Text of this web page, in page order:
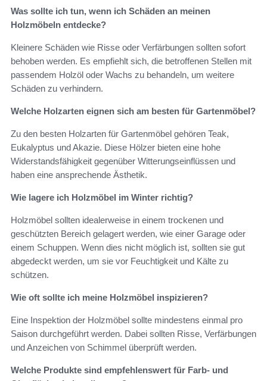
Was sollte ich tun, wenn ich Schäden an meinen
Holzmöbeln entdecke?
Kleinere Schäden wie Risse oder Verfärbungen sollten sofort
behoben werden. Es empfiehlt sich, die betroffenen Stellen mit
passendem Holzöl oder Wachs zu behandeln, um weitere
Schäden zu verhindern.
Welche Holzarten eignen sich am besten für Gartenmöbel?
Zu den besten Holzarten für Gartenmöbel gehören Teak,
Eukalyptus und Akazie. Diese Hölzer bieten eine hohe
Widerstandsfähigkeit gegenüber Witterungseinflüssen und
haben eine ansprechende Ästhetik.
Wie lagere ich Holzmöbel im Winter richtig?
Holzmöbel sollten idealerweise in einem trockenen und
geschützten Bereich gelagert werden, wie einer Garage oder
einem Schuppen. Wenn dies nicht möglich ist, sollten sie gut
abgedeckt werden, um sie vor Feuchtigkeit und Kälte zu
schützen.
Wie oft sollte ich meine Holzmöbel inspizieren?
Eine Inspektion der Holzmöbel sollte mindestens einmal pro
Saison durchgeführt werden. Dabei sollten Risse, Verfärbungen
und Anzeichen von Schimmel überprüft werden.
Welche Produkte sind empfehlenswert für Farb- und